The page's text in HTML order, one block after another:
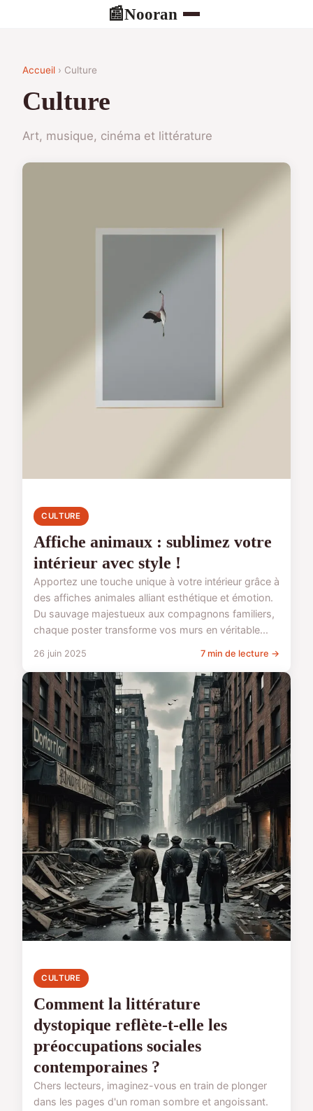
📰Nooran
Accueil › Culture
Culture
Art, musique, cinéma et littérature
CULTURE
Affiche animaux : sublimez votre
intérieur avec style !
Apportez une touche unique à votre intérieur grâce à
des affiches animales alliant esthétique et émotion.
Du sauvage majestueux aux compagnons familiers,
chaque poster transforme vos murs en véritable...
26 juin 2025 7 min de lecture →
CULTURE
Comment la littérature
dystopique reflète-t-elle les
préoccupations sociales
contemporaines ?
Chers lecteurs, imaginez-vous en train de plonger
dans les pages d'un roman sombre et angoissant.